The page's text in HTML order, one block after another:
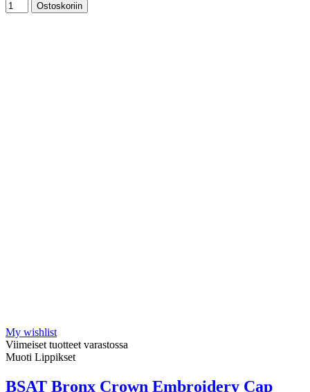
Ostoskoriin
My wishlist
Viimeiset tuotteet varastossa
Muoti Lippikset
BSAT Bronx Crown Embroidery Cap